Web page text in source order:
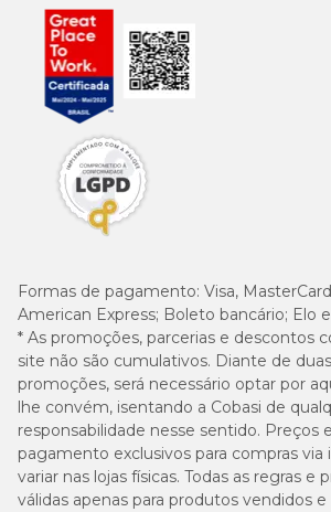
Formas de pagamento: Visa,
American Express; Boleto bancário; Elo
* As promoções, parcerias e descontos
site não são cumulativos. Diante de
promoções, será necessário optar por
lhe convém, isentando a Cobasi de
responsabilidade nesse sentido. Preços
pagamento exclusivos para compras
variar nas lojas físicas. Todas as regras e
válidas apenas para produtos vendidos